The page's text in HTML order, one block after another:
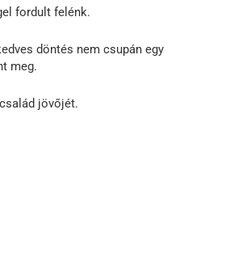
fordult felénk.
döntés nem csupán egy
meg.
jövőjét.